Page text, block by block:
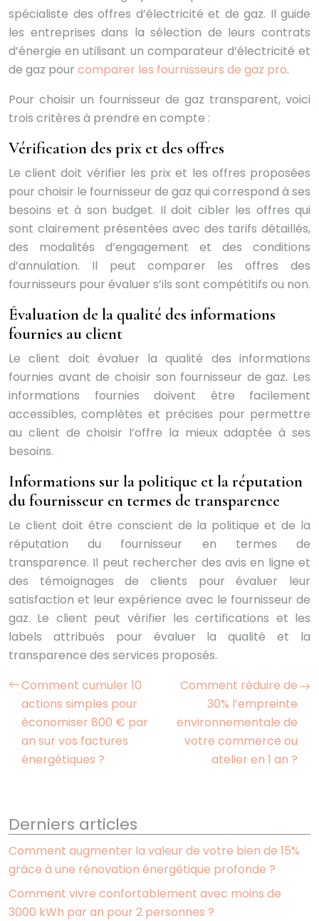
spécialiste des offres d’électricité et de gaz. Il guide
les entreprises dans la sélection de leurs contrats
d’énergie en utilisant un comparateur d’électricité et
de gaz pour comparer les fournisseurs de gaz pro.
Pour choisir un fournisseur de gaz transparent, voici
trois critères à prendre en compte :
Vérification des prix et des offres
Le client doit vérifier les prix et les offres proposées
pour choisir le fournisseur de gaz qui correspond à ses
besoins et à son budget. Il doit cibler les offres qui
sont clairement présentées avec des tarifs détaillés,
des modalités d’engagement et des conditions
d’annulation. Il peut comparer les offres des
fournisseurs pour évaluer s’ils sont compétitifs ou non.
Évaluation de la qualité des informations
fournies au client
Le client doit évaluer la qualité des informations
fournies avant de choisir son fournisseur de gaz. Les
informations fournies doivent être facilement
accessibles, complètes et précises pour permettre
au client de choisir l’offre la mieux adaptée à ses
besoins.
Informations sur la politique et la réputation
du fournisseur en termes de transparence
Le client doit être conscient de la politique et de la
réputation du fournisseur en termes de
transparence. Il peut rechercher des avis en ligne et
des témoignages de clients pour évaluer leur
satisfaction et leur expérience avec le fournisseur de
gaz. Le client peut vérifier les certifications et les
labels attribués pour évaluer la qualité et la
transparence des services proposés.
Comment cumuler 10
actions simples pour
économiser 800 € par
an sur vos factures
énergétiques ?
Comment réduire de
30% l’empreinte
environnementale de
votre commerce ou
atelier en 1 an ?
Derniers articles
Comment augmenter la valeur de votre bien de 15%
grâce à une rénovation énergétique profonde ?
Comment vivre confortablement avec moins de
3000 kWh par an pour 2 personnes ?